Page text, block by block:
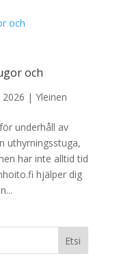
och
| Yleinen
underhåll av
uthyrningsstuga,
har inte alltid tid
hjälper dig
Etsi